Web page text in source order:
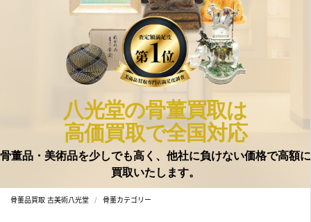
八光堂の骨董買取は
高価買取で全国対応
骨董品・美術品を少しでも高く、他社に負けない価格で高額に
買取いたします。
骨董品買取 古美術八光堂 骨董カテゴリー